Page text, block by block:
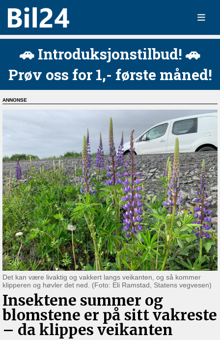
🚗 Introduksjonstilbud! 🚗
Prøv oss for 1,- første måned!
Det kan være livaktig og vakkert langs veikanten, og så kommer
klipperen og høvler det ned. (Foto: Eli Ramstad, Statens vegvesen)
Insektene summer og
blomstene er på sitt vakreste
–⁠ da klippes veikanten